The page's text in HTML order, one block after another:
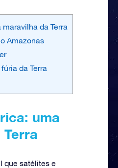
da Terra
Amazonas
da Terra
uma
que satélites e